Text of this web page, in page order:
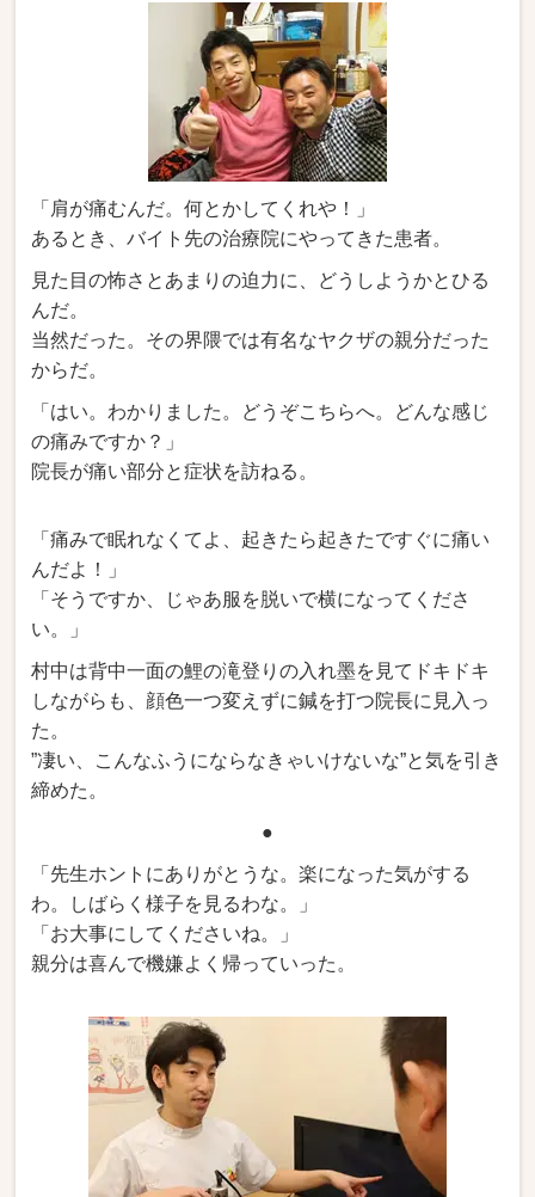
「肩が痛むんだ。何とかしてくれや！」
あるとき、バイト先の治療院にやってきた患者。
見た目の怖さとあまりの迫力に、どうしようかとひる
んだ。
当然だった。その界隈では有名なヤクザの親分だった
からだ。
「はい。わかりました。どうぞこちらへ。どんな感じ
の痛みですか？」
院長が痛い部分と症状を訪ねる。
「痛みで眠れなくてよ、起きたら起きたですぐに痛い
んだよ！」
「そうですか、じゃあ服を脱いで横になってくださ
い。」
村中は背中一面の鯉の滝登りの入れ墨を見てドキドキ
しながらも、顔色一つ変えずに鍼を打つ院長に見入っ
た。
”凄い、こんなふうにならなきゃいけないな”と気を引き
締めた。
●
「先生ホントにありがとうな。楽になった気がする
わ。しばらく様子を見るわな。」
「お大事にしてくださいね。」
親分は喜んで機嫌よく帰っていった。